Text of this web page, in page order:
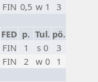
FIN 0,5 w 1
3
FED p. Tul. pö.
FIN 1 s 0
3
FIN 2 w 0 1